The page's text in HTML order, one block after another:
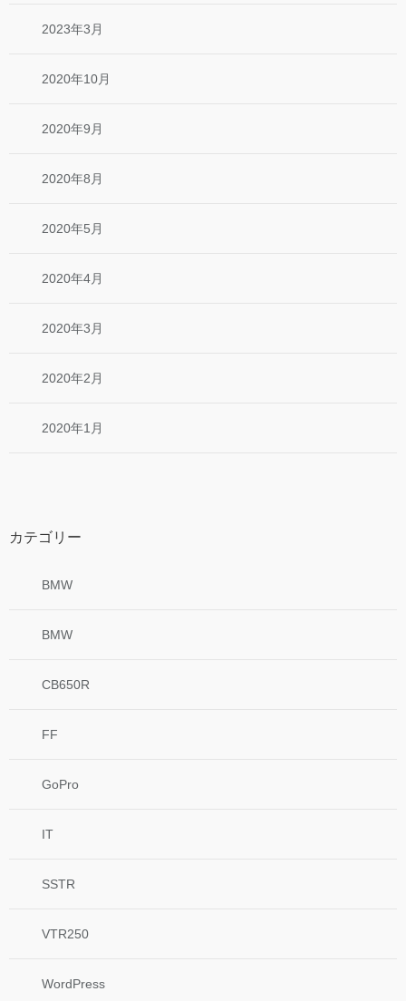
2023年3月
2020年10月
2020年9月
2020年8月
2020年5月
2020年4月
2020年3月
2020年2月
2020年1月
カテゴリー
BMW
BMW
CB650R
FF
GoPro
IT
SSTR
VTR250
WordPress